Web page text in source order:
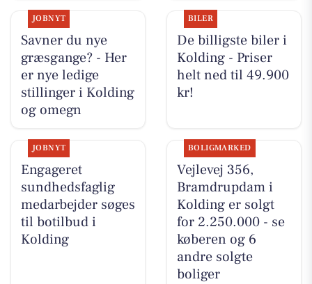
JOBNYT
Savner du nye
græsgange? - Her
er nye ledige
stillinger i Kolding
og omegn
BILER
De billigste biler i
Kolding - Priser
helt ned til 49.900
kr!
JOBNYT
Engageret
sundhedsfaglig
medarbejder søges
til botilbud i
Kolding
BOLIGMARKED
Vejlevej 356,
Bramdrupdam i
Kolding er solgt
for 2.250.000 - se
køberen og 6
andre solgte
boliger